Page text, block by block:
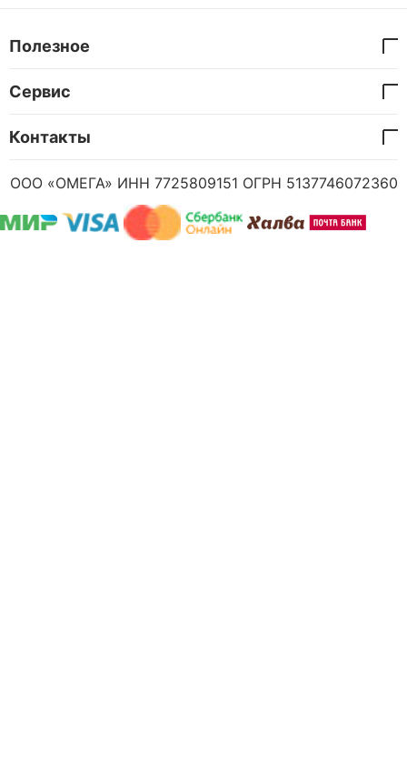
Полезное
Сервис
Контакты
ООО «ОМЕГА» ИНН 7725809151 ОГРН 5137746072360